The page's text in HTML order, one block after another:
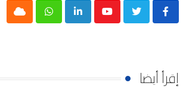
Youtube
LinkedIn
Whatsapp
Cloud
إقرأ أيضا